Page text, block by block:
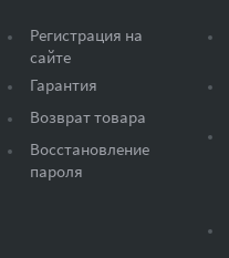
Регистрация на
сайте
Гарантия
Возврат товара
Восстановление
пароля